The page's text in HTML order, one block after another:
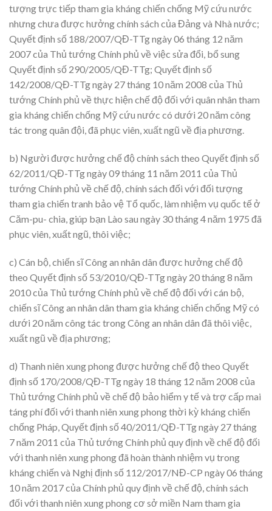
tượng trực tiếp tham gia kháng chiến chống Mỹ cứu nước
nhưng chưa được hưởng chính sách của Đảng và Nhà nước;
Quyết định số 188/2007/QĐ-TTg ngày 06 tháng 12 năm
2007 của Thủ tướng Chính phủ về việc sửa đổi, bổ sung
Quyết định số 290/2005/QĐ-TTg; Quyết định số
142/2008/QĐ-TTg ngày 27 tháng 10 năm 2008 của Thủ
tướng Chính phủ về thực hiện chế độ đối với quân nhân tham
gia kháng chiến chống Mỹ cứu nước có dưới 20 năm công
tác trong quân đội, đã phục viên, xuất ngũ về địa phương.
b) Người được hưởng chế độ chính sách theo Quyết định số
62/2011/QĐ-TTg ngày 09 tháng 11 năm 2011 của Thủ
tướng Chính phủ về chế độ, chính sách đối với đối tượng
tham gia chiến tranh bảo vệ Tổ quốc, làm nhiệm vụ quốc tế ở
Căm-pu- chia, giúp bạn Lào sau ngày 30 tháng 4 năm 1975 đã
phục viên, xuất ngũ, thôi việc;
c) Cán bộ, chiến sĩ Công an nhân dân được hưởng chế độ
theo Quyết định số 53/2010/QĐ-TTg ngày 20 tháng 8 năm
2010 của Thủ tướng Chính phủ về chế độ đối với cán bộ,
chiến sĩ Công an nhân dân tham gia kháng chiến chống Mỹ có
dưới 20 năm công tác trong Công an nhân dân đã thôi việc,
xuất ngũ về địa phương;
d) Thanh niên xung phong được hưởng chế độ theo Quyết
định số 170/2008/QĐ-TTg ngày 18 tháng 12 năm 2008 của
Thủ tướng Chính phủ về chế độ bảo hiểm y tế và trợ cấp mai
táng phí đối với thanh niên xung phong thời kỳ kháng chiến
chống Pháp, Quyết định số 40/2011/QĐ-TTg ngày 27 tháng
7 năm 2011 của Thủ tướng Chính phủ quy định về chế độ đối
với thanh niên xung phong đã hoàn thành nhiệm vụ trong
kháng chiến và Nghị định số 112/2017/NĐ-CP ngày 06 tháng
10 năm 2017 của Chính phủ quy định về chế độ, chính sách
đối với thanh niên xung phong cơ sở miền Nam tham gia